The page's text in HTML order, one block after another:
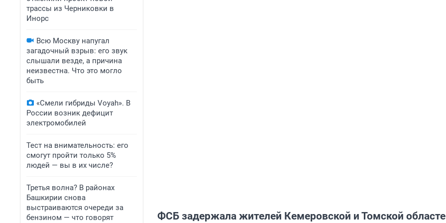
трассы из Черниковки в
Инорс
Всю Москву напугал
загадочный взрыв: его звук
слышали везде, а причина
неизвестна. Что это могло
быть
«Смели гибриды Voyah». В
России возник дефицит
электромобилей
Тест на внимательность: его
смогут пройти только 5%
людей — вы в их числе?
Третья волна? В районах
Башкирии снова
выстраиваются очереди за
бензином — что говорят
ФСБ задержала жителей Кемеровской и Томской